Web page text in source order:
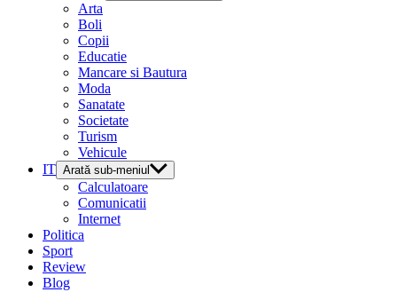
Arta
Boli
Copii
Educatie
Mancare si Bautura
Moda
Sanatate
Societate
Turism
Vehicule
IT Arată sub-meniul
Calculatoare
Comunicatii
Internet
Politica
Sport
Review
Blog